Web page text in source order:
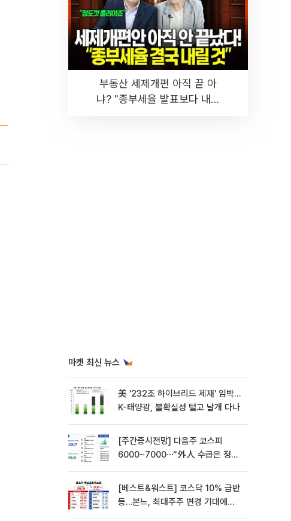
부동산 세제개편 아직 끝 아
냐? "종부세율 발표보다 내릴
마켓 최신 뉴스
美 ‘232조 하이브리드 제재’ 임박…
K-태양광, 불확실성 털고 날개 다나
[주간증시전망] 다음주 코스피
6000~7000⋯“外人 수급은 정책
[베스트&워스트] 코스닥 10% 급반
등…본느, 최대주주 변경 기대에